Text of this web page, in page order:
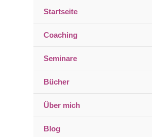
Startseite
Coaching
Seminare
Bücher
Über mich
Blog